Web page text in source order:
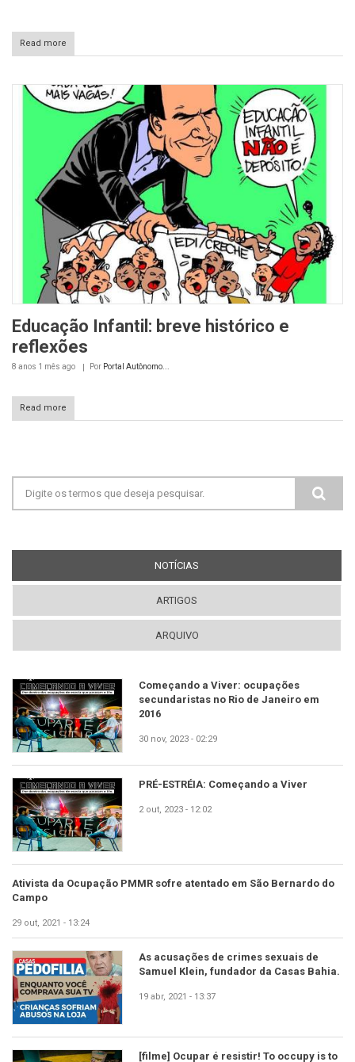
Read more
Educação Infantil: breve histórico e
reflexões
8 anos 1 mês ago Por Portal Autônomo...
Read more
Formulário de busca
NOTÍCIAS
ARTIGOS
ARQUIVO
Começando a Viver: ocupações
secundaristas no Rio de Janeiro em
2016
30 nov, 2023 - 02:29
PRÉ-ESTRÉIA: Começando a Viver
2 out, 2023 - 12:02
Ativista da Ocupação PMMR sofre atentado em São Bernardo do
Campo
29 out, 2021 - 13:24
As acusações de crimes sexuais de
Samuel Klein, fundador da Casas Bahia.
19 abr, 2021 - 13:37
[filme] Ocupar é resistir! To occupy is to